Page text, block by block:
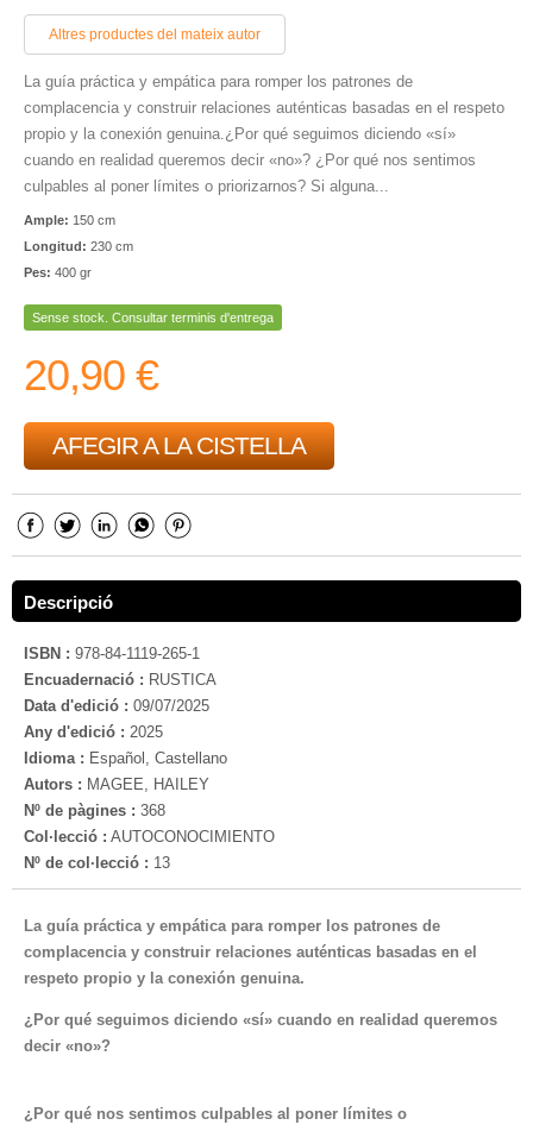
Altres productes del mateix autor
La guía práctica y empática para romper los patrones de
complacencia y construir relaciones auténticas basadas en el respeto
propio y la conexión genuina.¿Por qué seguimos diciendo «sí»
cuando en realidad queremos decir «no»? ¿Por qué nos sentimos
culpables al poner límites o priorizarnos? Si alguna...
Ample: 150 cm
Longitud: 230 cm
Pes: 400 gr
Sense stock. Consultar terminis d'entrega
20,90 €
AFEGIR A LA CISTELLA
Descripció
ISBN : 978-84-1119-265-1
Encuadernació : RUSTICA
Data d'edició : 09/07/2025
Any d'edició : 2025
Idioma : Español, Castellano
Autors : MAGEE, HAILEY
Nº de pàgines : 368
Col·lecció : AUTOCONOCIMIENTO
Nº de col·lecció : 13
La guía práctica y empática para romper los patrones de
complacencia y construir relaciones auténticas basadas en el
respeto propio y la conexión genuina.
¿Por qué seguimos diciendo «sí» cuando en realidad queremos
decir «no»?
¿Por qué nos sentimos culpables al poner límites o